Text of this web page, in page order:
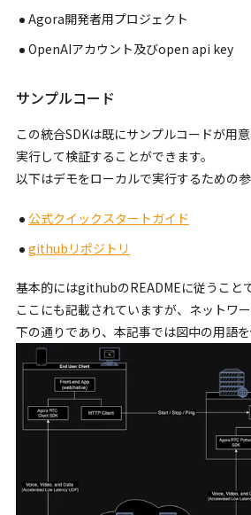
Agora開発者用プロジェクト
OpenAIアカウント及びopen api key
サンプルコード
この統合SDKは既にサンプルコードが用
実行して検証することができます。
以下はデモをローカルで実行するための参
公式クイックスタートガイド
githubリポジトリ
基本的にはgithubのREADMEに従うこと
ここにも記載されていますが、ネットワ
下の通りであり、本記事では図中の用語を